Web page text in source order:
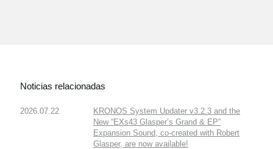
Noticias relacionadas
2026.07.22
KRONOS System Updater v3.2.3 and the
New “EXs43 Glasper’s Grand & EP”
Expansion Sound, co-created with Robert
Glasper, are now available!